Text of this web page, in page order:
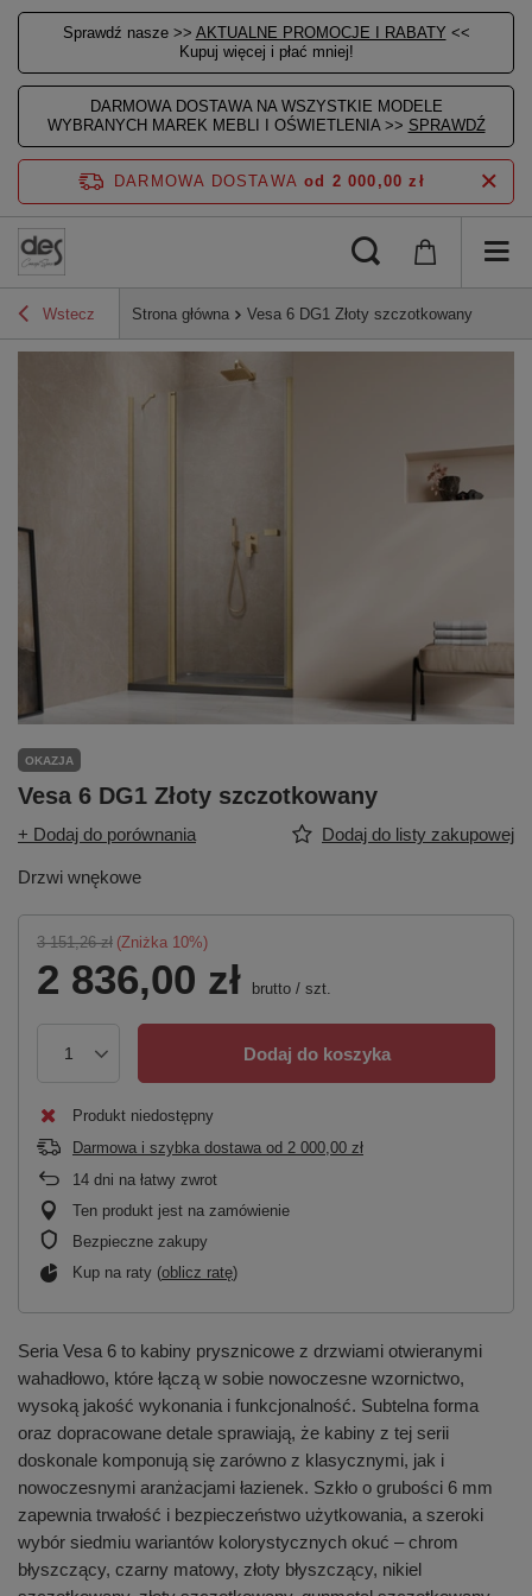
Sprawdź nasze >> AKTUALNE PROMOCJE I RABATY <<
Kupuj więcej i płać mniej!
DARMOWA DOSTAWA NA WSZYSTKIE MODELE
WYBRANYCH MAREK MEBLI I OŚWIETLENIA >> SPRAWDŹ
DARMOWA DOSTAWA od 2 000,00 zł
Wstecz Strona główna Vesa 6 DG1 Złoty szczotkowany
OKAZJA
Vesa 6 DG1 Złoty szczotkowany
+ Dodaj do porównania Dodaj do listy zakupowej
Drzwi wnękowe
3 151,26 zł (Zniżka 10%)
2 836,00 zł brutto / szt.
Dodaj do koszyka
Produkt niedostępny
Darmowa i szybka dostawa od 2 000,00 zł
14 dni na łatwy zwrot
Ten produkt jest na zamówienie
Bezpieczne zakupy
Kup na raty (oblicz ratę)
Seria Vesa 6 to kabiny prysznicowe z drzwiami otwieranymi
wahadłowo, które łączą w sobie nowoczesne wzornictwo,
wysoką jakość wykonania i funkcjonalność. Subtelna forma
oraz dopracowane detale sprawiają, że kabiny z tej serii
doskonale komponują się zarówno z klasycznymi, jak i
nowoczesnymi aranżacjami łazienek. Szkło o grubości 6 mm
zapewnia trwałość i bezpieczeństwo użytkowania, a szeroki
wybór siedmiu wariantów kolorystycznych okuć – chrom
błyszczący, czarny matowy, złoty błyszczący, nikiel